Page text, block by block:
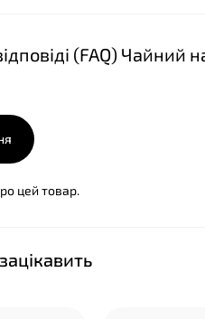
(FAQ) Чайний
цей товар.